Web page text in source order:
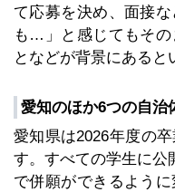
て応募を決め、面接
も…」と感じてもその
となどが背景にあると
愛知のほか6つの自
愛知県は2026年度の
す。すべての学生に公
で併願ができるよう